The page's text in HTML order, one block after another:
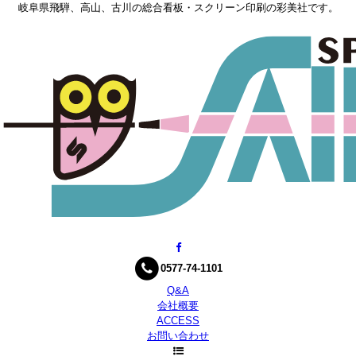
岐阜県飛騨、高山、古川の総合看板・スクリーン印刷の彩美社です。
0577-74-1101
Q&A
会社概要
ACCESS
お問い合わせ